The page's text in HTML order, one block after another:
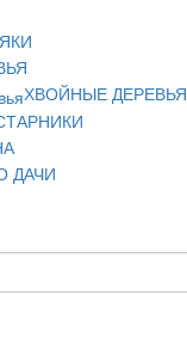
ХВОЙНЫЕ ДЕРЕВЬЯ
ДАЧИ